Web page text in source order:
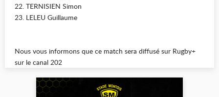
22. TERNISIEN Simon
23. LELEU Guillaume
Nous vous informons que ce match sera diffusé sur Rugby+
sur le canal 202